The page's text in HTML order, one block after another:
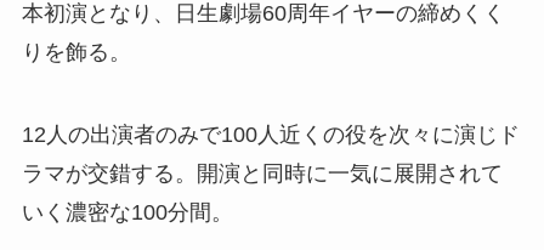
本初演となり、日生劇場60周年イヤーの締めくく
りを飾る。
12人の出演者のみで100人近くの役を次々に演じド
ラマが交錯する。開演と同時に一気に展開されて
いく濃密な100分間。